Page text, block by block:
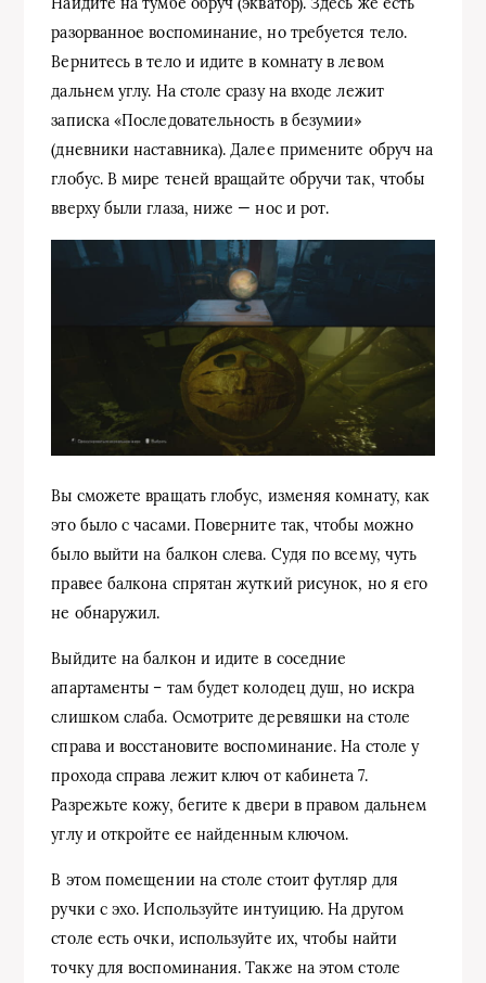
разорванное воспоминание, но требуется тело.
Вернитесь в тело и идите в комнату в левом
дальнем углу. На столе сразу на входе лежит
записка «Последовательность в безумии»
(дневники наставника). Далее примените обруч на
глобус. В мире теней вращайте обручи так, чтобы
вверху были глаза, ниже — нос и рот.
Вы сможете вращать глобус, изменяя комнату, как
это было с часами. Поверните так, чтобы можно
было выйти на балкон слева. Судя по всему, чуть
правее балкона спрятан жуткий рисунок, но я его
не обнаружил.
Выйдите на балкон и идите в соседние
апартаменты – там будет колодец душ, но искра
слишком слаба. Осмотрите деревяшки на столе
справа и восстановите воспоминание. На столе у
прохода справа лежит ключ от кабинета 7.
Разрежьте кожу, бегите к двери в правом дальнем
углу и откройте ее найденным ключом.
В этом помещении на столе стоит футляр для
ручки с эхо. Используйте интуицию. На другом
столе есть очки, используйте их, чтобы найти
точку для воспоминания. Также на этом столе